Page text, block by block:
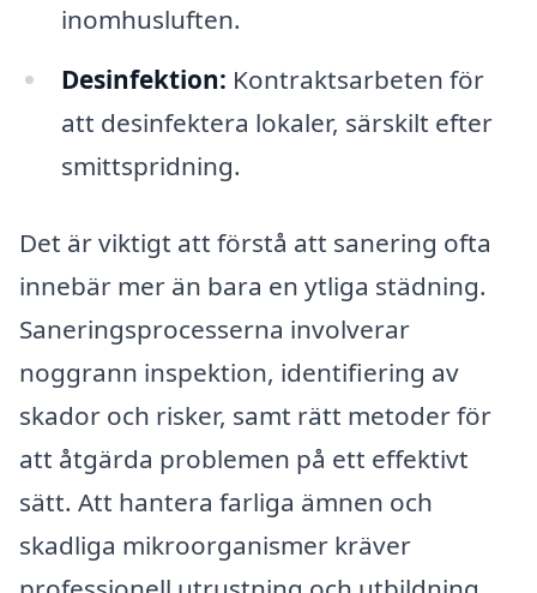
inomhusluften.
Desinfektion: Kontraktsarbeten för
att desinfektera lokaler, särskilt efter
smittspridning.
Det är viktigt att förstå att sanering ofta
innebär mer än bara en ytliga städning.
Saneringsprocesserna involverar
noggrann inspektion, identifiering av
skador och risker, samt rätt metoder för
att åtgärda problemen på ett effektivt
sätt. Att hantera farliga ämnen och
skadliga mikroorganismer kräver